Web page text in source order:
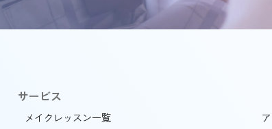
サービス
メイクレッスン一覧